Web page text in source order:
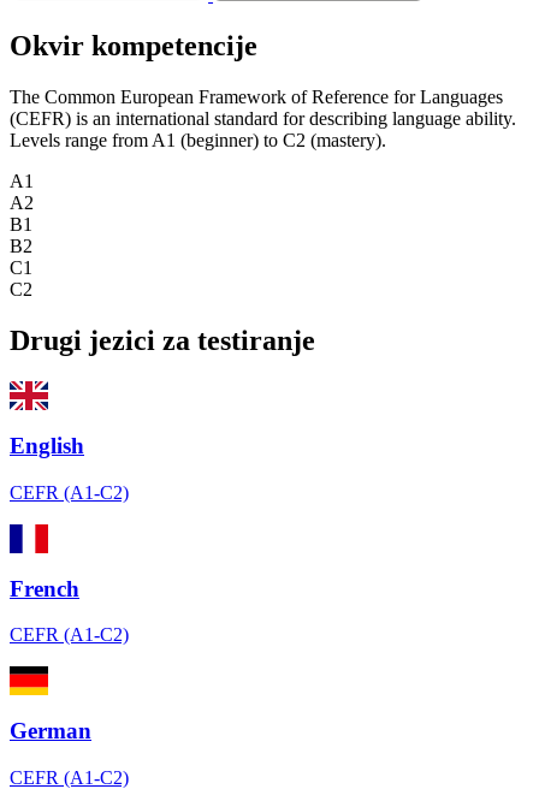
Okvir kompetencije
The Common European Framework of Reference for Languages
(CEFR) is an international standard for describing language ability.
Levels range from A1 (beginner) to C2 (mastery).
A1
A2
B1
B2
C1
C2
Drugi jezici za testiranje
English
CEFR (A1-C2)
French
CEFR (A1-C2)
German
CEFR (A1-C2)